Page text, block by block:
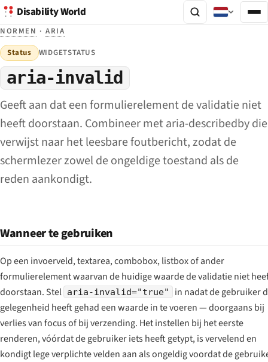
Disability World
NORMEN ·ARIA
Status WIDGETSTATUS
aria-invalid
Geeft aan dat een formulierelement de validatie niet
heeft doorstaan. Combineer met aria-describedby die
verwijst naar het leesbare foutbericht, zodat de
schermlezer zowel de ongeldige toestand als de
reden aankondigt.
Wanneer te gebruiken
Op een invoerveld, textarea, combobox, listbox of ander
formulierelement waarvan de huidige waarde de validatie niet
doorstaan. Stel aria-invalid="true" in nadatde gebruiker
gelegenheid heeft gehad een waarde in te voeren — doorgaans bij
verlies van focus of bij verzending. Het instellen bij het eerste
renderen, vóórdat de gebruiker iets heeft getypt, is vervelend en
kondigt lege verplichte velden aan als ongeldig voordat de